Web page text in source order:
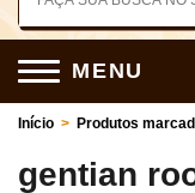
MENU
Início > Produtos
gentian